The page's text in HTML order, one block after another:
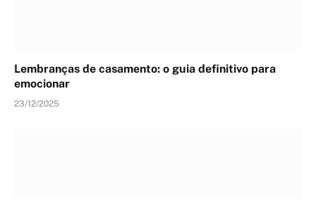
Lembranças de casamento: o guia definitivo para
emocionar
23/12/2025